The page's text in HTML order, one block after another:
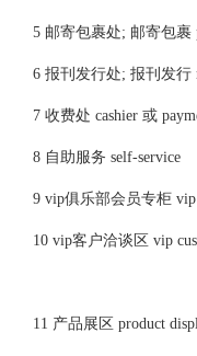
5 邮寄包裹处; 邮寄包裹
6 报刊发行处; 报刊发行
7 收费处 cashier 或
8 自助服务 self-service
9 vip俱乐部会员专柜 vip
10 vip客户洽谈区 vip
11 产品展区 product